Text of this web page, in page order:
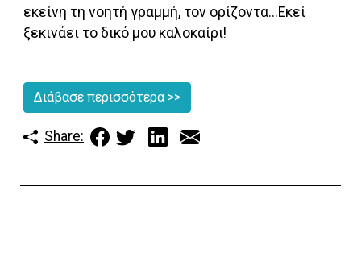
εκείνη τη νοητή γραμμή, τον ορίζοντα...Εκεί
ξεκινάει το δικό μου καλοκαίρι!
Διάβασε περισσότερα >>
Share: